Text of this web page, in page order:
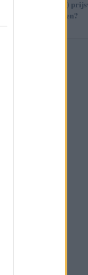
Avalanche (AVAX)
staat ons te wachten?